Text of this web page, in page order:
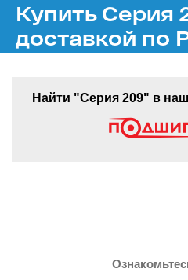
Купить Серия
доставкой по
Найти "Серия 209" в